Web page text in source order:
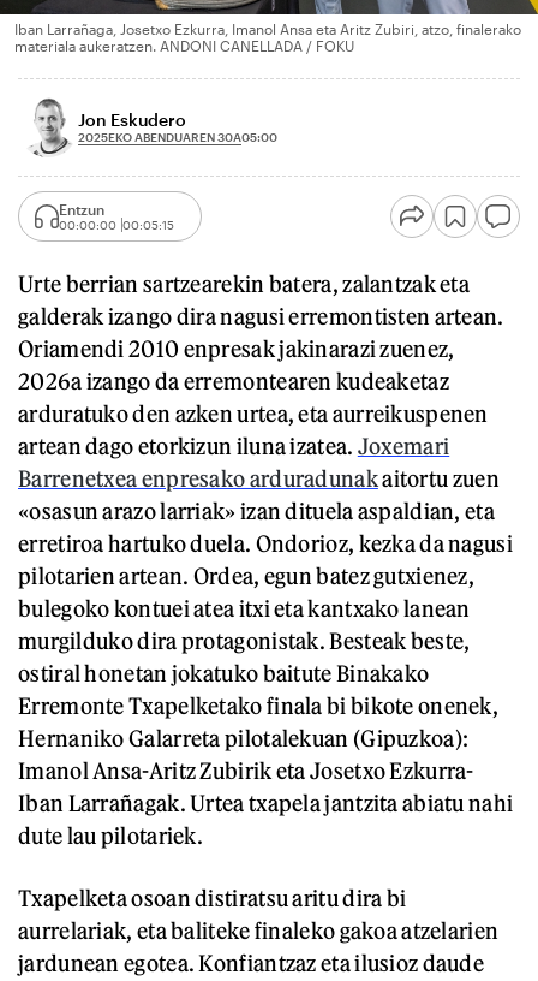
Iban Larrañaga, Josetxo Ezkurra, Imanol Ansa eta Aritz Zubiri, atzo, finalerako
materiala aukeratzen. ANDONI CANELLADA / FOKU
Jon Eskudero
2025EKO ABENDUAREN 30A05:00
Entzun
00:00:00 00:05:15
Urte berrian sartzearekin batera, zalantzak eta
galderak izango dira nagusi erremontisten artean.
Oriamendi 2010 enpresak jakinarazi zuenez,
2026a izango da erremontearen kudeaketaz
arduratuko den azken urtea, eta aurreikuspenen
artean dago etorkizun iluna izatea. Joxemari
Barrenetxea enpresako arduradunakaitortu zuen
«osasun arazo larriak» izan dituela aspaldian, eta
erretiroa hartuko duela. Ondorioz, kezka da nagusi
pilotarien artean. Ordea, egun batez gutxienez,
bulegoko kontuei atea itxi eta kantxako lanean
murgilduko dira protagonistak. Besteak beste,
ostiral honetan jokatuko baitute Binakako
Erremonte Txapelketako finala bi bikote onenek,
Hernaniko Galarreta pilotalekuan (Gipuzkoa):
Imanol Ansa-Aritz Zubirik eta Josetxo Ezkurra-
Iban Larrañagak. Urtea txapela jantzita abiatu nahi
dute lau pilotariek.
Txapelketa osoan distiratsu aritu dira bi
aurrelariak, eta baliteke finaleko gakoa atzelarien
jardunean egotea. Konfiantzaz eta ilusioz daude